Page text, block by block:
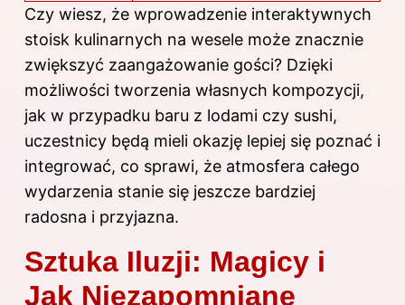
Czy wiesz, że wprowadzenie interaktywnych
stoisk kulinarnych na wesele może znacznie
zwiększyć zaangażowanie gości? Dzięki
możliwości tworzenia własnych kompozycji,
jak w przypadku baru z lodami czy sushi,
uczestnicy będą mieli okazję lepiej się poznać i
integrować, co sprawi, że atmosfera całego
wydarzenia stanie się jeszcze bardziej
radosna i przyjazna.
Sztuka Iluzji: Magicy i
Jak Niezapomniane